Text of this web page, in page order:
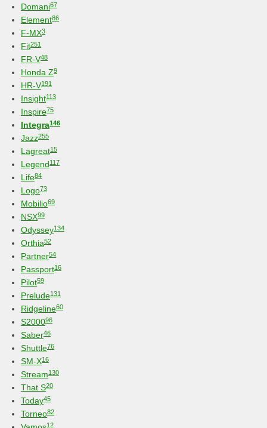
Domani67
Element86
F-MX3
Fit251
FR-V48
Honda Z9
HR-V191
Insight113
Inspire75
Integra146
Jazz255
Lagreat15
Legend117
Life84
Logo73
Mobilio69
NSX99
Odyssey134
Orthia52
Partner54
Passport16
Pilot59
Prelude131
Ridgeline60
S200096
Saber46
Shuttle76
SM-X16
Stream130
That S20
Today45
Torneo82
12